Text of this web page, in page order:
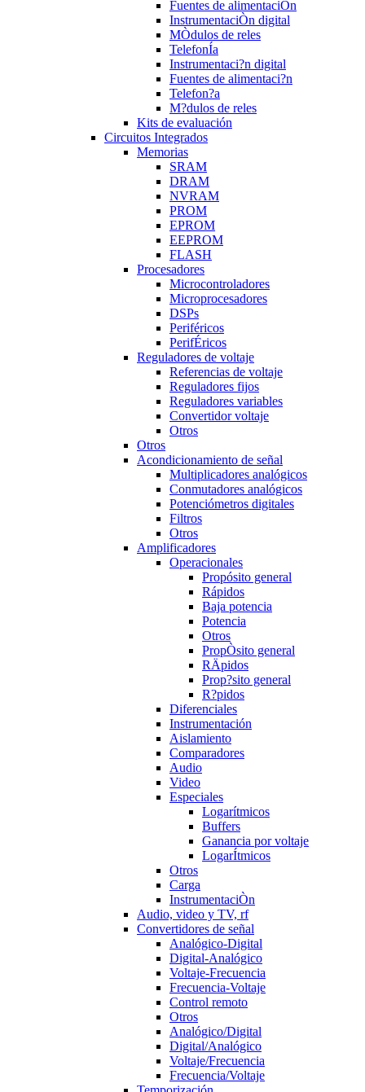
Fuentes de alimentaciÒn
InstrumentaciÒn digital
MÒdulos de reles
TelefonÍa
Instrumentaci?n digital
Fuentes de alimentaci?n
Telefon?a
M?dulos de reles
Kits de evaluación
Circuitos Integrados
Memorias
SRAM
DRAM
NVRAM
PROM
EPROM
EEPROM
FLASH
Procesadores
Microcontroladores
Microprocesadores
DSPs
Periféricos
PerifÉricos
Reguladores de voltaje
Referencias de voltaje
Reguladores fijos
Reguladores variables
Convertidor voltaje
Otros
Otros
Acondicionamiento de señal
Multiplicadores analógicos
Conmutadores analógicos
Potenciómetros digitales
Filtros
Otros
Amplificadores
Operacionales
Propósito general
Rápidos
Baja potencia
Potencia
Otros
PropÒsito general
RÄpidos
Prop?sito general
R?pidos
Diferenciales
Instrumentación
Aislamiento
Comparadores
Audio
Video
Especiales
Logarítmicos
Buffers
Ganancia por voltaje
LogarÍtmicos
Otros
Carga
InstrumentaciÒn
Audio, video y TV, rf
Convertidores de señal
Analógico-Digital
Digital-Analógico
Voltaje-Frecuencia
Frecuencia-Voltaje
Control remoto
Otros
Analógico/Digital
Digital/Analógico
Voltaje/Frecuencia
Frecuencia/Voltaje